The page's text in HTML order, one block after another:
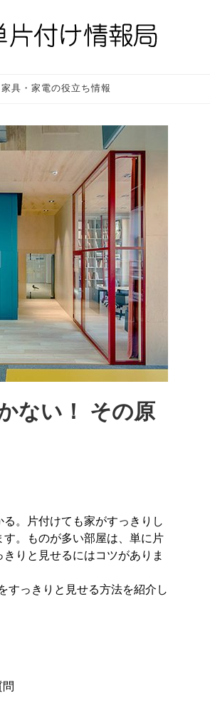
家具・家電の役立ち情報
ない！ その原
。ものが多い部屋は、単に片
りと見せるにはコツがありま
すっきりと見せる方法を紹介し